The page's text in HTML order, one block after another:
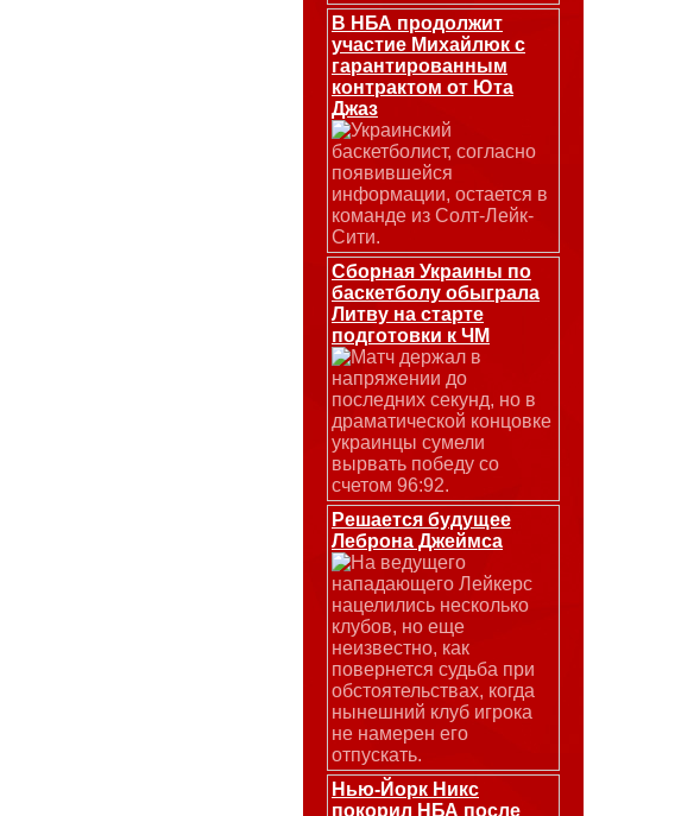
В НБА продолжит
участие Михайлюк с
гарантированным
контрактом от Юта
Джаз
Украинский
баскетболист, согласно
появившейся
информации, остается в
команде из Солт-Лейк-
Сити.
Сборная Украины по
баскетболу обыграла
Литву на старте
подготовки к ЧМ
Матч держал в
напряжении до
последних секунд, но в
драматической концовке
украинцы сумели
вырвать победу со
счетом 96:92.
Решается будущее
Леброна Джеймса
На ведущего
нападающего Лейкерс
нацелились несколько
клубов, но еще
неизвестно, как
повернется судьба при
обстоятельствах, когда
нынешний клуб игрока
не намерен его
отпускать.
Нью-Йорк Никс
покорил НБА после